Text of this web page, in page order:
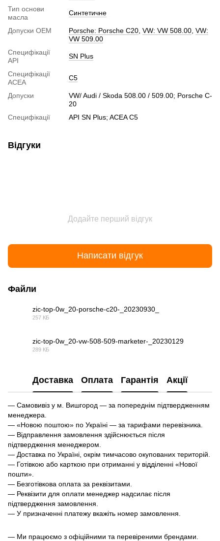
Тип основи
масла
Синтетичне
Допуски ОЕМ Porsche: Porsche C20 VW: VW 508.00 VW:
VW 509.00
Специфікації
API
SN Plus
Специфікації
ACEA
C5
Допуски
VW/ Audi / Skoda 508.00 / 509.00; Porsche C-
20
Специфікації
API SN Plus; ACEA C5
Відгуки
Додайте перший відгук
Написати відгук
Файли
zic-top-0w_20-porsche-c20-_20230930_
257 КБ
zic-top-0w_20-vw-508-509-marketer-_20230129
289 КБ
Доставка Оплата Гарантія Акції
— Самовивіз у м. Вишгород — за попереднім підтвердженням
менеджера.
— «Новою поштою» по Україні — за тарифами перевізника.
— Відправлення замовлення здійснюється після
підтвердження менеджером.
— Доставка по Україні, окрім тимчасово окупованих територій.
— Готівкою або карткою при отриманні у відділенні «Нової
пошти».
— Безготівкова оплата за реквізитами.
— Реквізити для оплати менеджер надсилає після
підтвердження замовлення.
— У призначенні платежу вкажіть номер замовлення.
— Ми працюємо з офіційними та перевіреними брендами.